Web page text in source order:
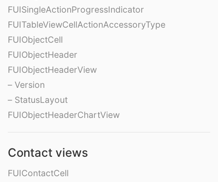
FUISingleActionProgressIndicator
FUITableViewCellActionAccessoryType
FUIObjectCell
FUIObjectHeader
FUIObjectHeaderView
– Version
– StatusLayout
FUIObjectHeaderChartView
Contact views
FUIContactCell